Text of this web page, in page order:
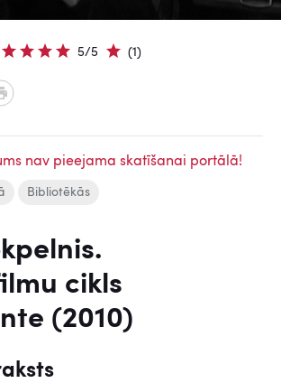
5/5 (1)
nav pieejama skatīšanai portālā!
Bibliotēkās
cikls
(2010)